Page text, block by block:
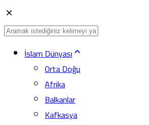
İslam Dünyası
Orta Doğu
Afrika
Balkanlar
Kafkasya